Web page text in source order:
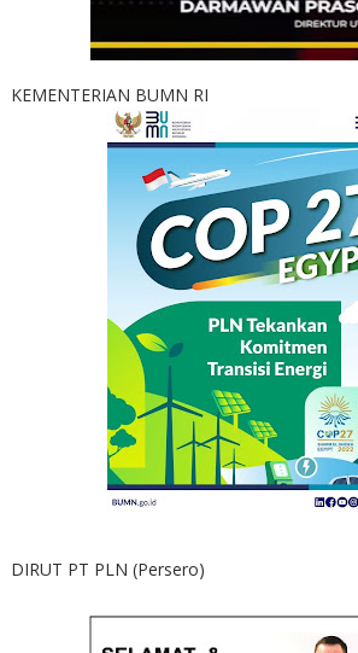
KEMENTERIAN BUMN RI
DIRUT PT PLN (Persero)